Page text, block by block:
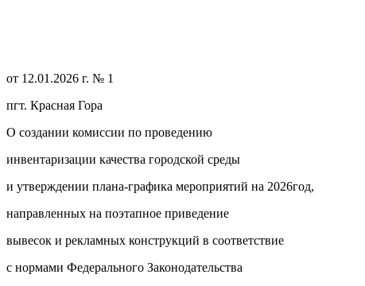
от 12.01.2026 г. № 1
пгт. Красная Гора
О создании комиссии по проведению
инвентаризации качества городской среды
и утверждении плана-графика мероприятий на 2026год,
направленных на поэтапное приведение
вывесок и рекламных конструкций в соответствие
с нормами Федерального Законодательства